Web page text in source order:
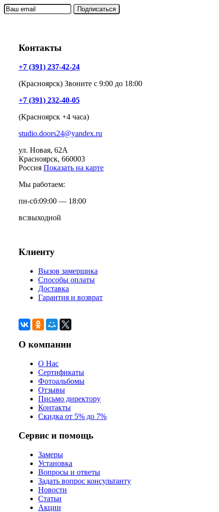
Контакты
+7 (391) 237-42-24
(Красноярск) Звоните с 9:00 до 18:00
+7 (391) 232-40-05
(Красноярск +4 часа)
studio.doors24@yandex.ru
ул. Новая, 62А
Красноярск, 660003
Россия Показать на карте
Мы работаем:
пн-сб:09:00 — 18:00
вс:выходной
Клиенту
Вызов замерщика
Способы оплаты
Доставка
Гарантия и возврат
О компании
О Нас
Сертификаты
Фотоальбомы
Отзывы
Письмо директору
Контакты
Скидка от 5% до 7%
Сервис и помощь
Замеры
Установка
Вопросы и ответы
Задать вопрос консультанту
Новости
Статьи
Акции